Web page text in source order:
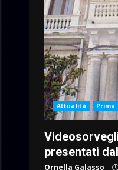
Attualità Prima
presentati
Ornella Galasso